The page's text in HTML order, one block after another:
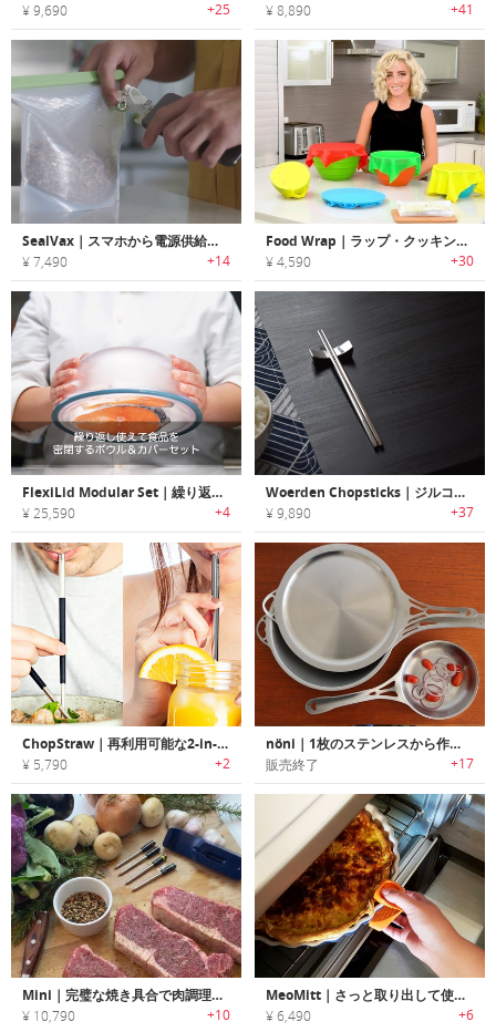
¥ 9,690 +25 ¥ 8,890 +41
SealVax｜スマホから電源供給するハンドヘルド真空密閉デバイス「シールヴァックス」
¥ 7,490 +14
Food Wrap｜ラップ・クッキングシート・アルミホイル替りに繰り返し使用可能なシリコンラップ「フードラップ」
¥ 4,590 +30
FlexiLid Modular Set｜繰り返し使えて食品を密閉するボウル＆カバーセット
¥ 25,590 +4
Woerden Chopsticks｜ジルコニウム・チタン製の高級チョップスティック
¥ 9,890 +37
ChopStraw｜再利用可能な2-in-1チョップスティック/ストロー「チョップストロー」
¥ 5,790 +2
nöni｜1枚のステンレスから作られた調理器具シリーズ「nöni」
販売終了 +17
Mini｜完璧な焼き具合で肉調理が楽しめるワイヤレス温度計「ミニ」
¥ 10,790 +10
MeoMitt｜さっと取り出して使えるエルゴデザインオーブンミット「メオミット」
¥ 6,490 +6